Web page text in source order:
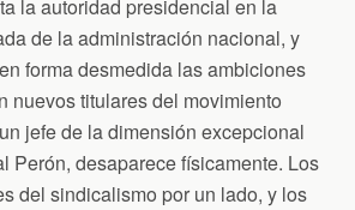
la autoridad presidencial en la
de la administración nacional, y
forma desmedida las ambiciones
nuevos titulares del movimiento
jefe de la dimensión excepcional
Perón, desaparece físicamente. Los
del sindicalismo por un lado, y los